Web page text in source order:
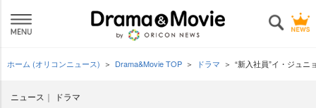
ホーム (オリコンニュース) Drama&Movie TOP ドラマ “新入社員”イ・ジュ
ニュース ドラマ